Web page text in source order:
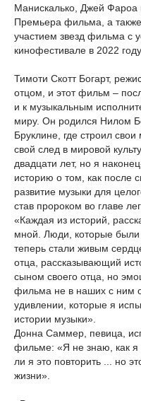
Манискалько, Джей Фароа
Премьера фильма, а
участием звезд фильма с
кинофестивале в 2022 году.
Тимоти Скотт Богарт,
отцом, и этот фильм –
и к музыкальным
миру. Он родился Нилом
Бруклине, где строил
свой след в мировой
двадцати лет, но я
историю о том, как после
развитие музыки для
став пророком во главе
«Каждая из историй,
мной. Люди, которые были
теперь стали живым
отца, рассказывающий
сыном своего отца, но
фильма не в наших с ним
удивлении, которые я
истории музыки».
Донна Саммер, певица,
фильме: «Я не знаю, как я
ли я это повторить ... но
жизни».